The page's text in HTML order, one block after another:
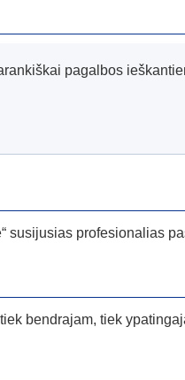
pagalbos
susijusias profesionalias
bendrajam, tiek